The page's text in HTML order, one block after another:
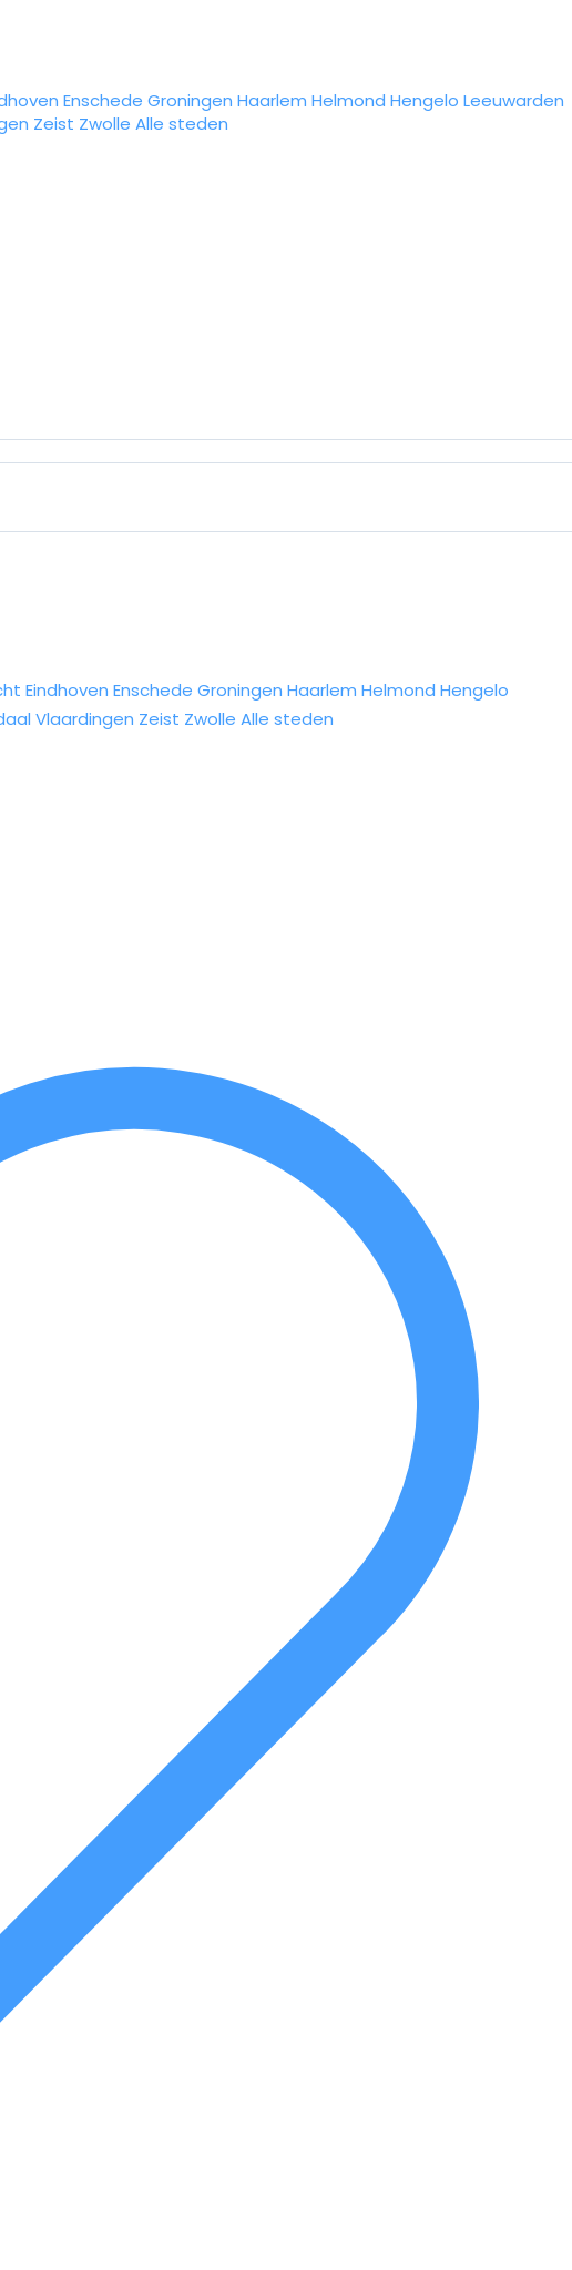
Enschede Groningen Haarlem Helmond Hengelo Leeuwarden
Zeist Zwolle Alle steden
Eindhoven Enschede Groningen Haarlem Helmond Hengelo
Vlaardingen Zeist Zwolle Alle steden